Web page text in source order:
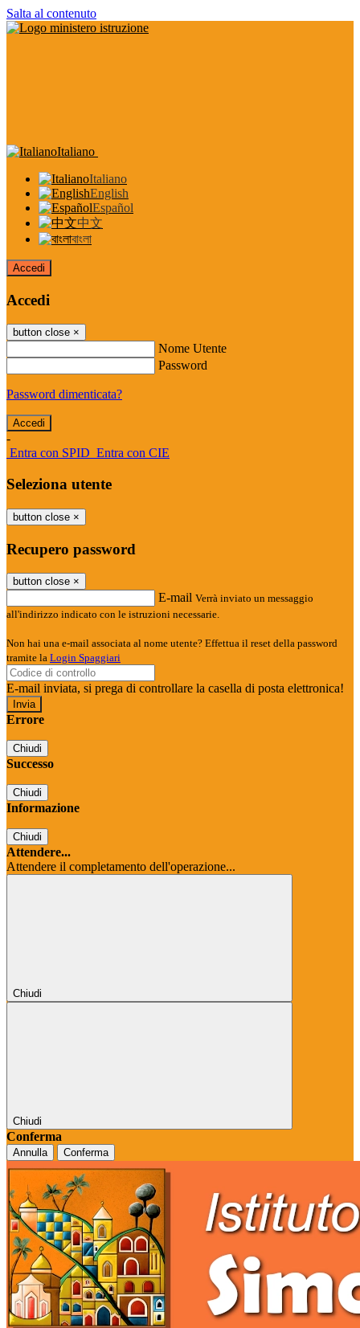
Salta al contenuto
Italiano
Italiano
English
Español
中文
বাংলা
Accedi
Accedi
button close ×
Nome Utente
Password
Password dimenticata?
-
Entra con SPID Entra con CIE
Seleziona utente
button close ×
Recupero password
button close ×
E-mail Verrà inviato un messaggio
all'indirizzo indicato con le istruzioni necessarie.
Non hai una e-mail associata al nome utente? Effettua il reset della password
tramite la Login Spaggiari
E-mail inviata, si prega di controllare la casella di posta elettronica!
Errore
Chiudi
Successo
Chiudi
Informazione
Chiudi
Attendere...
Attendere il completamento dell'operazione...
Chiudi
Chiudi
Conferma
Annulla Conferma